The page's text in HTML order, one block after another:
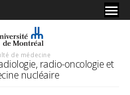
de médecine
radio-oncologie et
nucléaire